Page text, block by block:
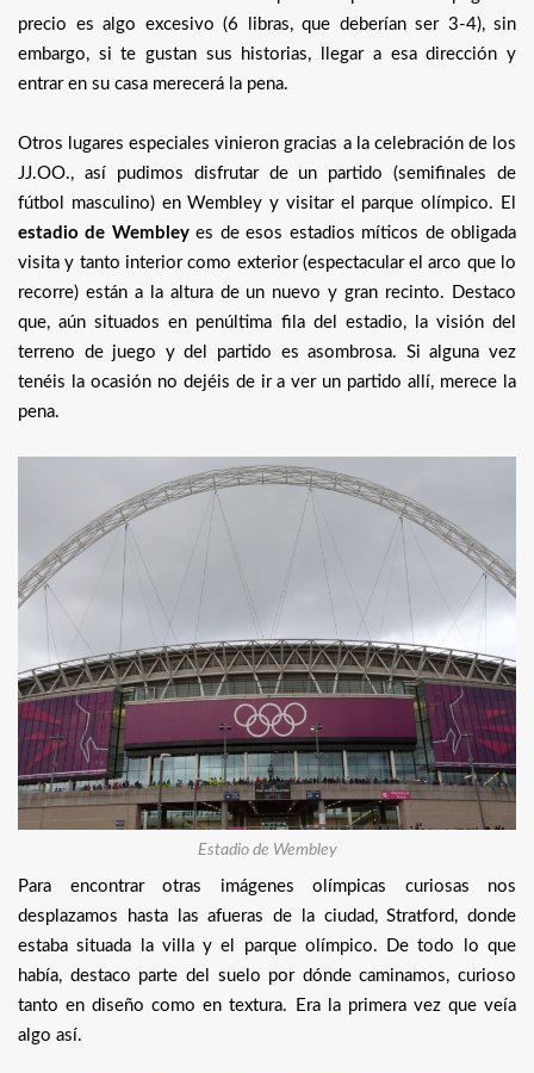
precio es algo excesivo (6 libras, que deberían ser 3-4), sin
embargo, si te gustan sus historias, llegar a esa dirección y
entrar en su casa merecerá la pena.
Otros lugares especiales vinieron gracias a la celebración de los
JJ.OO., así pudimos disfrutar de un partido (semifinales de
fútbol masculino) en Wembley y visitar el parque olímpico. El
estadio de Wembleyes de esos estadios míticos de obligada
visita y tanto interior como exterior (espectacular el arco que lo
recorre) están a la altura de un nuevo y gran recinto. Destaco
que, aún situados en penúltima fila del estadio, la visión del
terreno de juego y del partido es asombrosa. Si alguna vez
tenéis la ocasión no dejéis de ir a ver un partido allí, merece la
pena.
Estadio de Wembley
Para encontrar otras imágenes olímpicas curiosas nos
desplazamos hasta las afueras de la ciudad, Stratford, donde
estaba situada la villa y el parque olímpico. De todo lo que
había, destaco parte del suelo por dónde caminamos, curioso
tanto en diseño como en textura. Era la primera vez que veía
algo así.